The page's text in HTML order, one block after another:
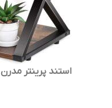
استند پرینتر مدرن